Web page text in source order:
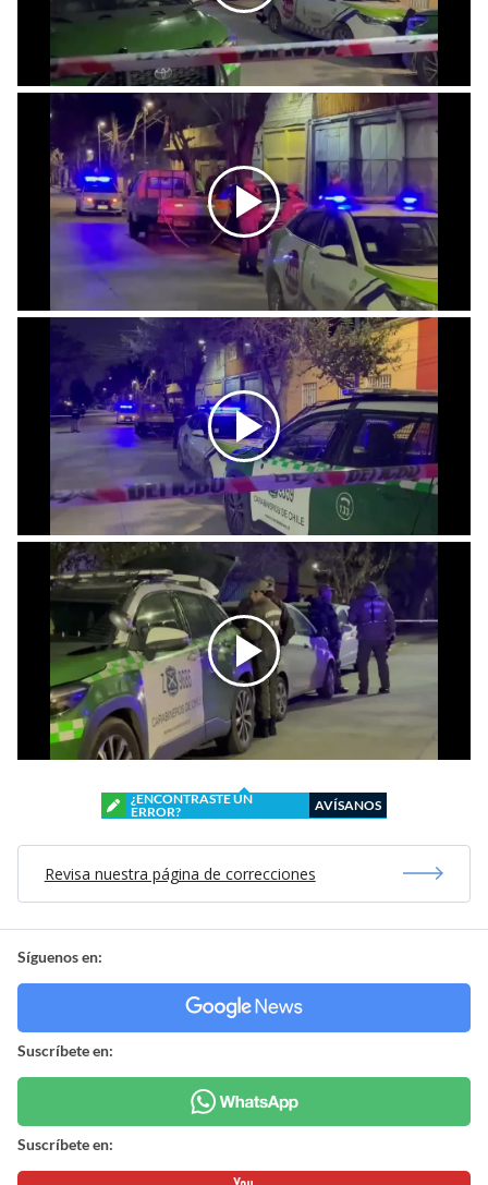
¿ENCONTRASTE UN
ERROR?
AVÍSANOS
Revisa nuestra página de correcciones
Síguenos en:
Suscríbete en:
Suscríbete en: